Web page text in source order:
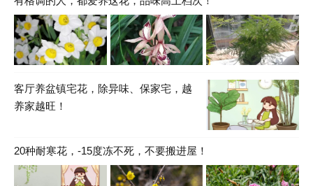
客厅养盆镇宅花，除异味、保家宅，越
养家越旺！
20种耐寒花，-15度冻不死，不要搬进屋！